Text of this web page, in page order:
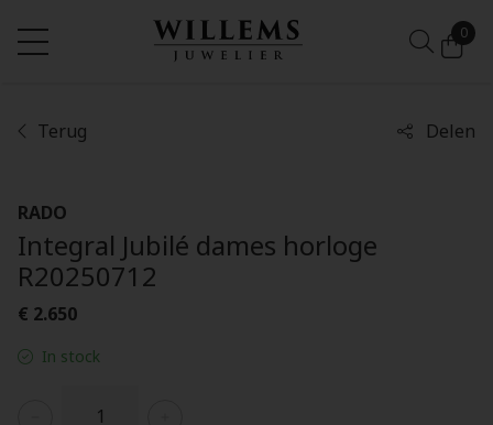
0
Terug Delen
RADO
Integral Jubilé dames horloge
R20250712
€ 2.650
In stock